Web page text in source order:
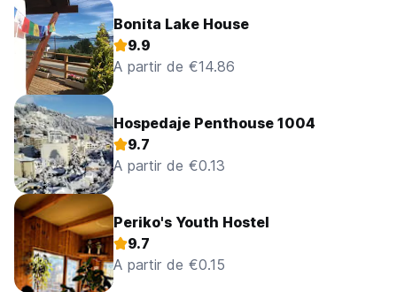
Bonita Lake House
9.9
A partir de €14.86
Hospedaje Penthouse 1004
9.7
A partir de €0.13
Periko's Youth Hostel
9.7
A partir de €0.15